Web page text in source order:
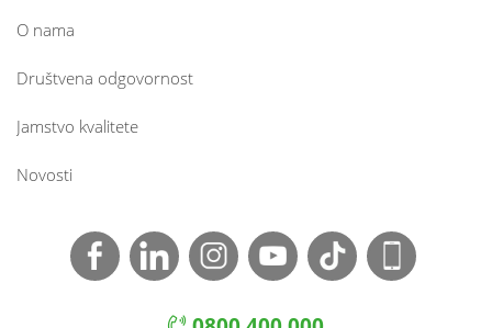
O nama
Društvena odgovornost
Jamstvo kvalitete
Novosti